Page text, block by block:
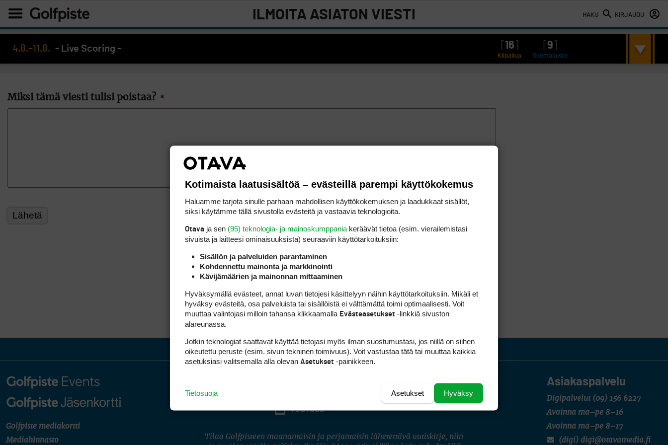
HAKU KIRJAUDU
ILMOITA ASIATON VIESTI
4.8.–11.8. - Live Scoring - 16 9
Kilpailua Suomalaista
Miksi tämä viesti tulisi poistaa? *
Golfpiste mediakortti
Mediahinnasto
Asiakaspalvelu
Digipalvelut (09) 156 6227
Avoinna ma–pe 8–16
Avoinna ma–pe 8–17
(digi) digi@otavamedia.fi
INSTAGRAM
YOUTUBE
Tilaa Golfpisteen maanantaisin ja perjantaisin lähetettävä uutiskirje, niin
Kotimaista laatusisältöä – evästeillä parempi käyttökokemus
Haluamme tarjota sinulle parhaan mahdollisen käyttökokemuksen ja laadukkaat sisällöt,
siksi käytämme tällä sivustolla evästeitä ja vastaavia teknologioita.
Otava ja sen (95) teknologia- ja mainoskumppania keräävät tietoa (esim. vierailemis­tasi
sivuista ja laitteesi ominaisuuk­sista) seuraaviin käyttötarkoituksiin:
Sisällön ja palveluiden parantaminen
Kohdennettu mainonta ja markkinointi
Kävijämäärien ja mainonnan mittaaminen
Hyväksymällä evästeet, annat luvan tietojesi käsittelyyn näihin käyttötarkoituksiin. Mikäli et
hyväksy evästeitä, osa palveluista tai sisällöistä ei välttämättä toimi optimaalisesti. Voit
muuttaa valintojasi milloin tahansa klikkaamalla Evästeasetukset -linkkiä sivuston
alareunassa.
Jotkin teknologiat saattavat käyttää tietojasi myös ilman suostumustasi, jos niillä on siihen
oikeutettu peruste (esim. sivun tekninen toimivuus). Voit vastustaa tätä tai muuttaa kaikkia
asetuksiasi valitsemalla alla olevan Asetukset -painikkeen.
Hyväksy
Asetukset
Tietosuoja